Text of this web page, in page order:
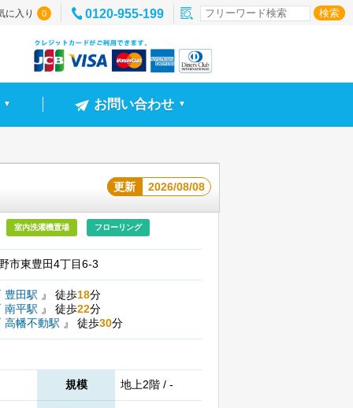
に入り 0 0120-955-199
▼ お問い合わせ ▼
更新 2026/08/08
室内洗濯機置場 フローリング
市東豊田4丁目6-3
豊田駅 』 徒歩18分
南平駅 』 徒歩22分
高幡不動駅 』 徒歩30分
規模 地上2階 / -